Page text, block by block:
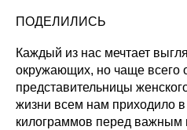
ПОДЕЛИЛИСЬ
Каждый из нас мечтает
окружающих, но чаще всего
представительницы
жизни всем нам приходило в
килограммов перед важным